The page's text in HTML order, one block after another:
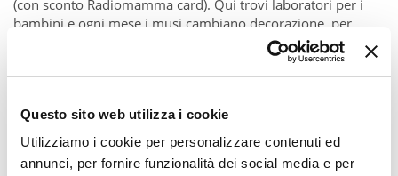
Questo sito web utilizza i cookie
Utilizziamo i cookie per personalizzare contenuti ed
annunci, per fornire funzionalità dei social media e per
(con sconto Radiomamma card). Qui trovi laboratori per i
bambini e ogni mese i musi cambiano decorazione, per
ospitare un artista locale diverso. C’è anche uno strumento
musicale non conosciuto a tutti, il cajon. E il maestro che
trovi a dare lezioni.